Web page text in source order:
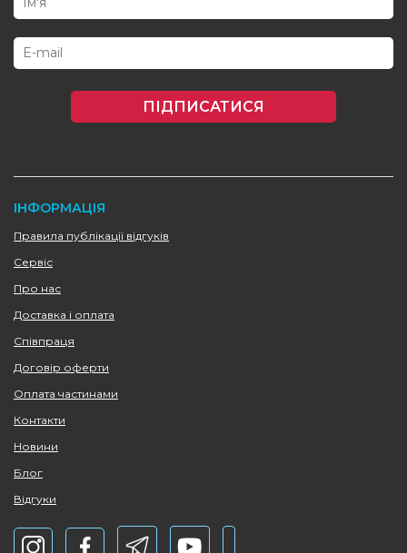
ПІДПИСАТИСЯ
ІНФОРМАЦІЯ
Правила публікації відгуків
Сервіс
Про нас
Доставка і оплата
Співпраця
Договір оферти
Оплата частинами
Контакти
Новини
Блог
Відгуки